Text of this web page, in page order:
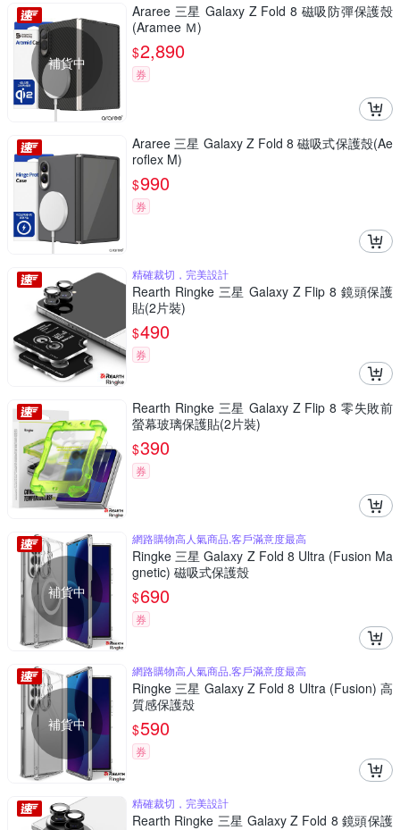
補貨中
Araree 三星 Galaxy Z Fold 8 磁吸防彈保護殼
(Aramee Ｍ)
$2,890
券
Araree 三星 Galaxy Z Fold 8 磁吸式保護殼(Ae
roflex M)
$990
券
精確裁切，完美設計
Rearth Ringke 三星 Galaxy Z Flip 8 鏡頭保護
貼(2片裝)
$490
券
Rearth Ringke 三星 Galaxy Z Flip 8 零失敗前
螢幕玻璃保護貼(2片裝)
$390
券
補貨中
網路購物高人氣商品,客戶滿意度最高
Ringke 三星 Galaxy Z Fold 8 Ultra (Fusion Ma
gnetic) 磁吸式保護殼
$690
券
補貨中
網路購物高人氣商品,客戶滿意度最高
Ringke 三星 Galaxy Z Fold 8 Ultra (Fusion) 高
質感保護殼
$590
券
精確裁切，完美設計
Rearth Ringke 三星 Galaxy Z Fold 8 鏡頭保護